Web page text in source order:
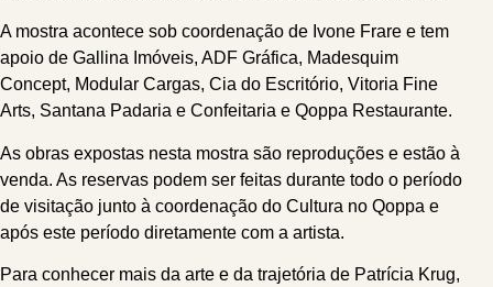
A mostra acontece sob coordenação de Ivone Frare e tem
apoio de Gallina Imóveis, ADF Gráfica, Madesquim
Concept, Modular Cargas, Cia do Escritório, Vitoria Fine
Arts, Santana Padaria e Confeitaria e Qoppa Restaurante.
As obras expostas nesta mostra são reproduções e estão à
venda. As reservas podem ser feitas durante todo o período
de visitação junto à coordenação do Cultura no Qoppa e
após este período diretamente com a artista.
Para conhecer mais da arte e da trajetória de Patrícia Krug,